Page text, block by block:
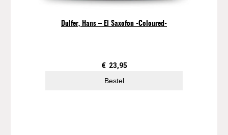
Dulfer, Hans – El Saxofon -Coloured-
€ 23,95
Bestel